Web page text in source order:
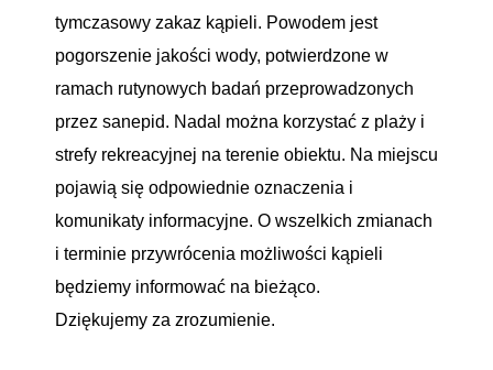
tymczasowy zakaz kąpieli. Powodem jest
pogorszenie jakości wody, potwierdzone w
ramach rutynowych badań przeprowadzonych
przez sanepid. Nadal można korzystać z plaży i
strefy rekreacyjnej na terenie obiektu. Na miejscu
pojawią się odpowiednie oznaczenia i
komunikaty informacyjne. O wszelkich zmianach
i terminie przywrócenia możliwości kąpieli
będziemy informować na bieżąco.
Dziękujemy za zrozumienie.